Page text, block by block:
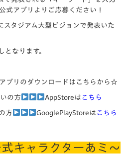
式アプリよりご応募ください！
スタジアム大型ビジョンで発表いた
となります。
プリのダウンロードはこちらから☆
の方 AppStoreは こちら
方 GooglePlayStoreは こちら
キャラクター あミ～